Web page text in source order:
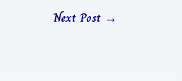
Next Post →